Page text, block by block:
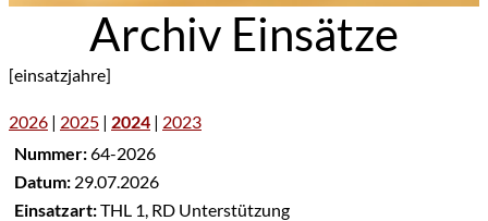
Archiv Einsätze
[einsatzjahre]
2026 | 2025 | 2024 | 2023
Nummer:64-2026
Datum: 29.07.2026
Einsatzart:THL 1, RD Unterstützung